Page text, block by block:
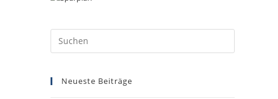
Escape
Neueste Beiträge